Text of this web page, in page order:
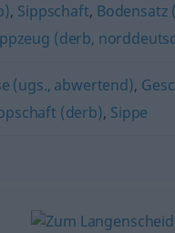
, Sippschaft, Bodensatz
(derb,
(ugs., abwertend),
(derb), Sippe